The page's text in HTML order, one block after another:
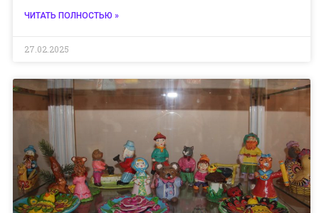
ЧИТАТЬ ПОЛНОСТЬЮ »
27.02.2025